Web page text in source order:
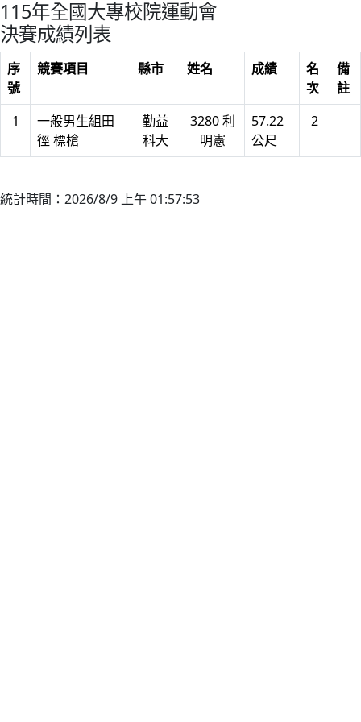
115年全國大專校院運動會
決賽成績列表
序
號
競賽項目 縣市 姓名 成績
名
次
備
註
1
一般男生組田
徑 標槍
勤益
科大
3280 利
明憲
57.22
公尺
2
統計時間：2026/8/9 上午 01:57:53